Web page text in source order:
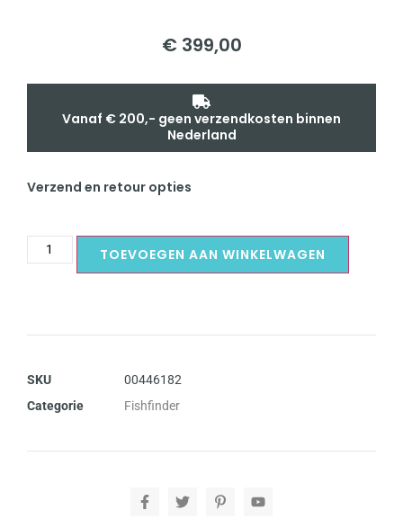
€399,00
Vanaf € 200,- geen verzendkosten binnen
Nederland
Verzend en retour opties
TOEVOEGEN AAN WINKELWAGEN
SKU
00446182
Categorie
Fishfinder